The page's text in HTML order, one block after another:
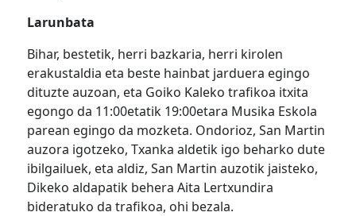
Larunbata
Bihar, bestetik, herri bazkaria, herri kirolen
erakustaldia eta beste hainbat jarduera egingo
dituzte auzoan, eta Goiko Kaleko trafikoa itxita
egongo da 11:00etatik 19:00etara Musika Eskola
parean egingo da mozketa. Ondorioz, San Martin
auzora igotzeko,Txanka aldetik igo beharko dute
ibilgailuek, eta aldiz, San Martin auzotik jaisteko,
Dikeko aldapatik behera Aita Lertxundira
bideratuko da trafikoa, ohi bezala.